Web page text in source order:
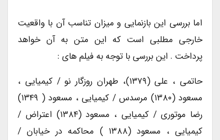
اما بررسی این بازنمایی و میزان تناسب آن با واقعیت
خارجی مطلبی است که این متن به آن خواهد
پرداخت . این بررسی با توجه به فیلم های :
حاتمی ، علی (۱۳۷۹)، طهران روزگار نو / کیمیایی ،
مسعود (۱۳۸۰) مرسدس / کیمیایی ، مسعود ( ۱۳۴۹)
رضا موتوری / کیمیایی ، مسعود (۱۳۸۴) اعتراض /
کیمیایی ، مسعود (۱۳۸۸ ) محاکمه در خیابان /